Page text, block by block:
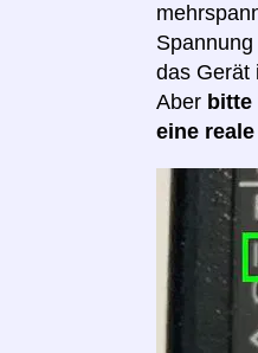
das Gerät
Aber
eine